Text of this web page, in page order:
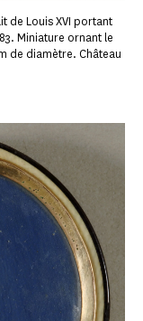
de Louis XVI portant
Miniature ornant le
de diamètre. Château